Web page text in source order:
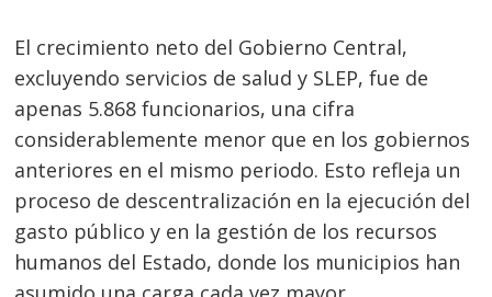
El crecimiento neto del Gobierno Central,
excluyendo servicios de salud y SLEP, fue de
apenas 5.868 funcionarios, una cifra
considerablemente menor que en los gobiernos
anteriores en el mismo periodo. Esto refleja un
proceso de descentralización en la ejecución del
gasto público y en la gestión de los recursos
humanos del Estado, donde los municipios han
de
entradas